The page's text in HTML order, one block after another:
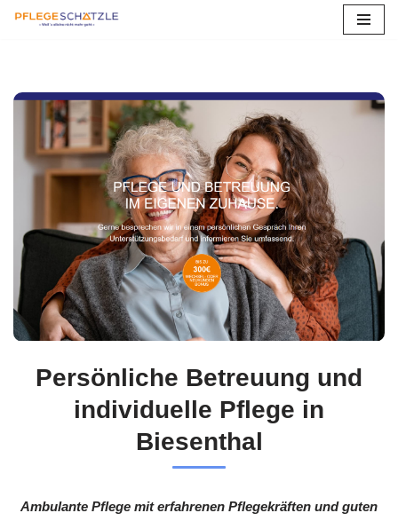
springen
Persönliche Betreuung und
individuelle Pflege in
Biesenthal
Ambulante Pflege mit erfahrenen Pflegekräften und guten